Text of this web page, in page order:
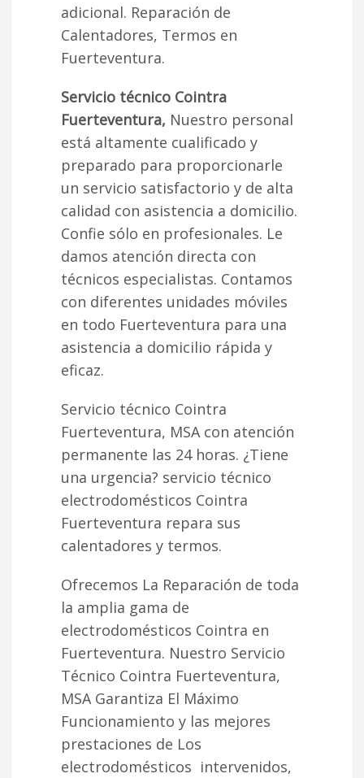
adicional. Reparación de
Calentadores, Termos en
Fuerteventura.
Servicio técnico Cointra
Fuerteventura, Nuestro personal
está altamente cualificado y
preparado para proporcionarle
un servicio satisfactorio y de alta
calidad con asistencia a domicilio.
Confie sólo en profesionales. Le
damos atención directa con
técnicos especialistas. Contamos
con diferentes unidades móviles
en todo Fuerteventura para una
asistencia a domicilio rápida y
eficaz.
Servicio técnico Cointra
Fuerteventura, MSA con atención
permanente las 24 horas. ¿Tiene
una urgencia? servicio técnico
electrodomésticos Cointra
Fuerteventura repara sus
calentadores y termos.
Ofrecemos La Reparación de toda
la amplia gama de
electrodomésticos Cointra en
Fuerteventura. Nuestro Servicio
Técnico Cointra Fuerteventura,
MSA Garantiza El Máximo
Funcionamiento y las mejores
prestaciones de Los
electrodomésticos intervenidos,